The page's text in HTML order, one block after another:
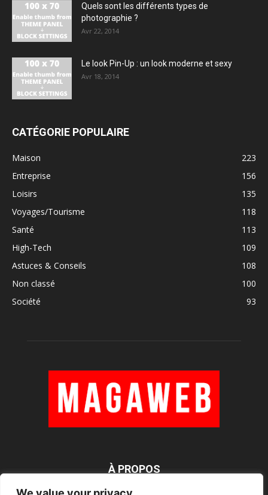
Quels sont les différents types de
photographie ?
Avr 22, 2014
Le look Pin-Up : un look moderne et sexy
Avr 18, 2014
CATÉGORIE POPULAIRE
Maison
223
Entreprise
156
Loisirs
135
Voyages/Tourisme
118
Santé
113
High-Tech
109
Astuces & Conseils
108
Non classé
100
Société
93
À PROPOS